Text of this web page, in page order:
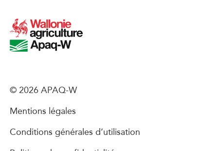
© 2026 APAQ-W
Mentions légales
Conditions générales d’utilisation